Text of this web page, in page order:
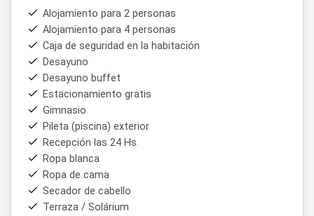
, perfecta para quienes buscan lujo y privacidad.
• Habitación Premium – con
mar, ideal para una estadía cómoda y relajante.
• Departamento Familiar – equipado con
frigobaryvajilla
independencia.
• Habitación Standard – con la practicidad de
individualesy todas las comodidades esenciales.
Majo Hotel y Marno solo ofrece confort, sino también una
ubicación privilegiada para recorrer
Bernardo, elcentro comercial
gastronómica. Aquí, cada amanecer frente al mar y cada
detalle de atención convierten la estadía en un recuerdo
inolvidable.
Alojamiento para 2 personas
Alojamiento para 4 personas
Caja de seguridad en la habitación
Desayuno
Desayuno buffet
Estacionamiento gratis
Gimnasio
Pileta (piscina) exterior
Recepción las 24 Hs.
Ropa blanca
Ropa de cama
Secador de cabello
Terraza / Solárium